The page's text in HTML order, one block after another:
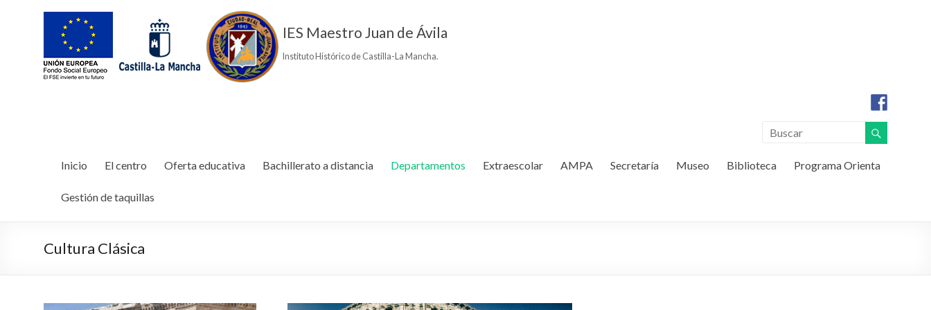
IES Maestro Juan de Ávila
Instituto Histórico de Castilla-La Mancha.
Inicio El centro Oferta educativa Bachillerato a distancia Departamentos Extraescolar AMPA Secretaría Museo Biblioteca Programa Orienta
Gestión de taquillas
Cultura Clásica